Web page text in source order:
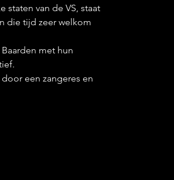
van de VS, staat
die tijd zeer welkom
met hun
een zangeres en